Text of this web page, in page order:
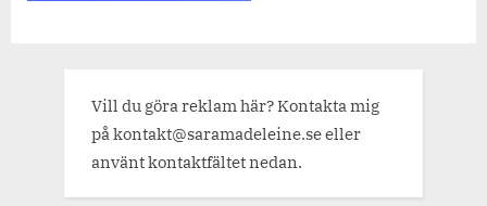
Vill du göra reklam här? Kontakta mig
på kontakt@saramadeleine.se eller
använt kontaktfältet nedan.